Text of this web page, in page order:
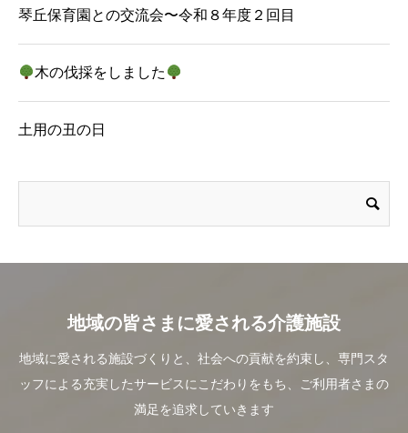
琴丘保育園との交流会〜令和８年度２回目
木の伐採をしました
土用の丑の日
地域の皆さまに愛される介護施設
地域に愛される施設づくりと、社会への貢献を約束し、専門スタ
ッフによる充実したサービスにこだわりをもち、ご利用者さまの
満足を追求していきます